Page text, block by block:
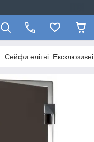
Сейфи елітні.